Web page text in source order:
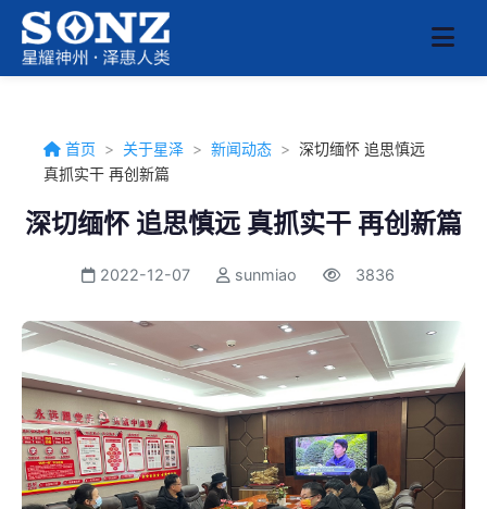
首页 > 关于星泽 > 新闻动态 > 深切缅怀 追思慎远
真抓实干 再创新篇
深切缅怀 追思慎远 真抓实干 再创新篇
2022-12-07 sunmiao 3836